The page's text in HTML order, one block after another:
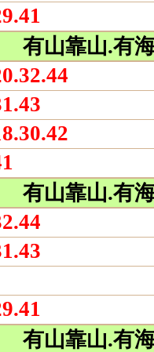
有山靠山.有
有山靠山.有
有山靠山.有